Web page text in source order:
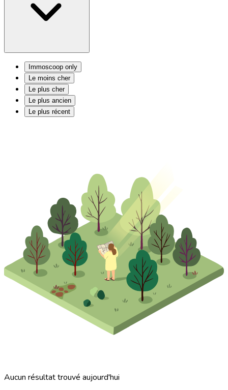
Immoscoop only
Le moins cher
Le plus cher
Le plus ancien
Le plus récent
Aucun résultat trouvé aujourd'hui